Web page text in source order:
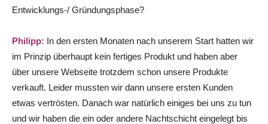
Entwicklungs-/ Gründungsphase?
Philipp: In den ersten Monaten nach unserem Start hatten wir
im Prinzip überhaupt kein fertiges Produkt und haben aber
über unsere Webseite trotzdem schon unsere Produkte
verkauft. Leider mussten wir dann unsere ersten Kunden
etwas vertrösten. Danach war natürlich einiges bei uns zu tun
und wir haben die ein oder andere Nachtschicht eingelegt bis